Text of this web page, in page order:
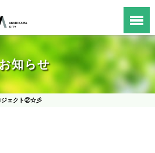
お知らせ
ジェクト②☆彡